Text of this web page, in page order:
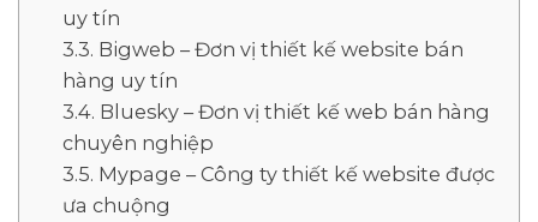
uy tín
Bigweb – Đơn vị thiết kế website bán
hàng uy tín
Bluesky – Đơn vị thiết kế web bán hàng
chuyên nghiệp
Mypage – Công ty thiết kế website được
ưa chuộng